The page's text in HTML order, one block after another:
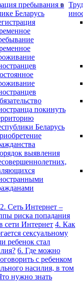
пребывания в
Беларусь
покинуть
Беларусь
выявления
2. Сеть Интернет –
риска попадания
сети Интернет 4. Как
сексуальному
ребенок стал
6. Где можно
с ребенком
насилия, в том
нужно знать